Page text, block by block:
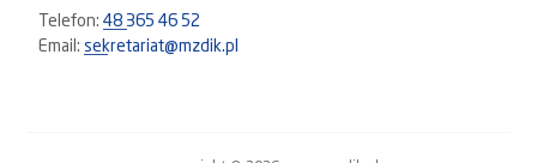
Telefon:48 365 46 52
Email:sekretariat@mzdik.pl